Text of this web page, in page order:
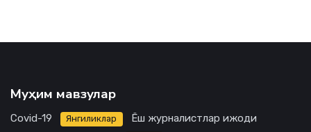
Муҳим мавзулар
Covid-19 Янгиликлар
Ёш журналистлар ижоди